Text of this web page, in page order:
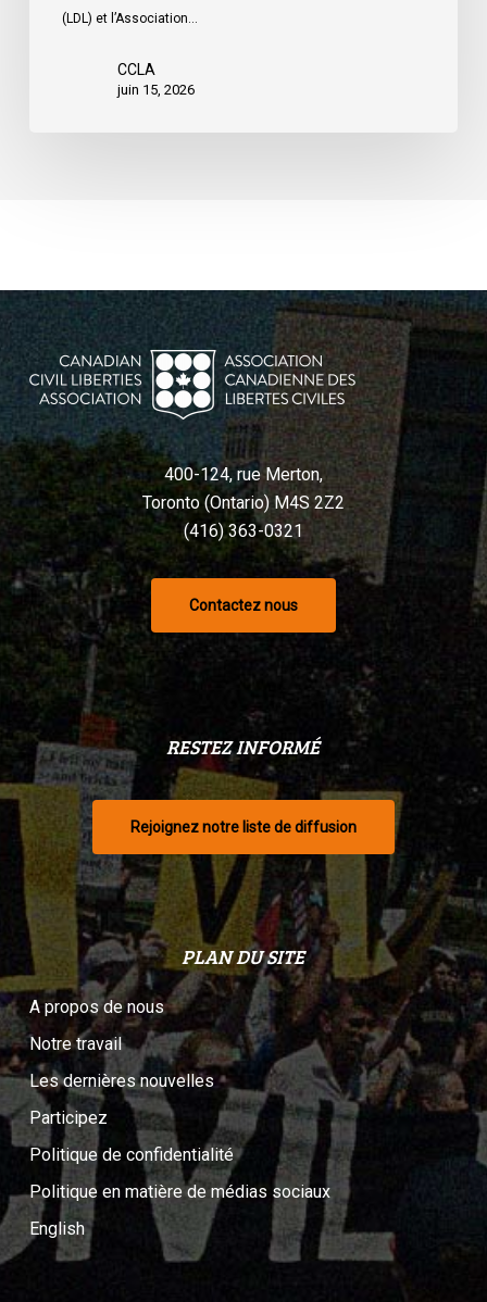
(LDL) et l’Association…
CCLA
juin 15, 2026
400-124, rue Merton,
Toronto (Ontario) M4S 2Z2
(416) 363-0321
Contactez nous
RESTEZ INFORMÉ
Rejoignez notre liste de diffusion
PLAN DU SITE
A propos de nous
Notre travail
Les dernières nouvelles
Participez
Politique de confidentialité
Politique en matière de médias sociaux
English